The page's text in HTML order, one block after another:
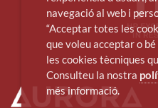
navegació al web i
“Acceptar totes les
que voleu acceptar o
les cookies tècniques
Consulteu la nostra
més informació.